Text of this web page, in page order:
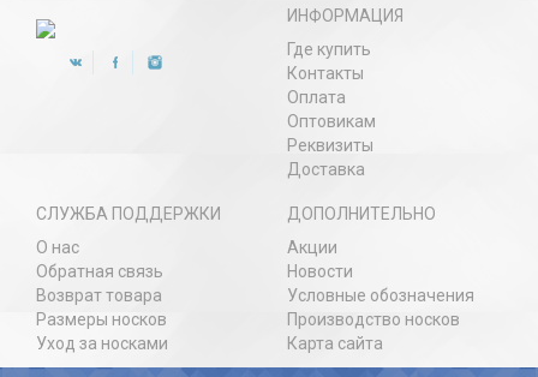
ИНФОРМАЦИЯ
Где купить
Контакты
Оплата
Оптовикам
Реквизиты
Доставка
СЛУЖБА ПОДДЕРЖКИ
О нас
Обратная связь
Возврат товара
Размеры носков
Уход за носками
ДОПОЛНИТЕЛЬНО
Акции
Новости
Условные обозначения
Производство носков
Карта сайта